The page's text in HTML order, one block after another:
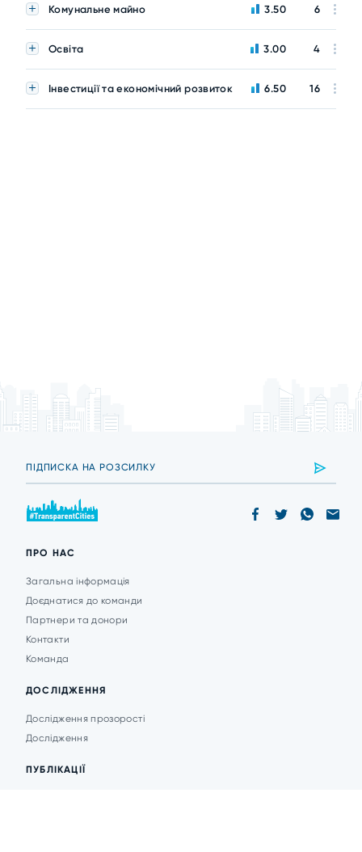
Комунальне майно 3.50 6
Освіта 3.00 4
Інвестиції та економічний розвиток 6.50 16
ПРО НАС
Загальна інформація
Доєднатися до команди
Партнери та донори
Контакти
Команда
ДОСЛІДЖЕННЯ
Дослідження прозорості
Дослідження
ПУБЛІКАЦІЇ